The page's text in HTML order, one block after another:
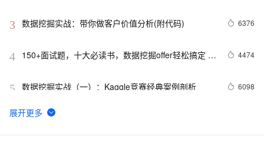
3 数据挖掘实战：带你做客户价值分析(附代码) 6376
4 150+面试题，十大必读书，数据挖掘offer轻松搞定 |
4474
5 数据挖掘实战（一）：Kaggle竞赛经典案例剖析 6098
6 资源总结——七步学习数据挖掘与数据科学